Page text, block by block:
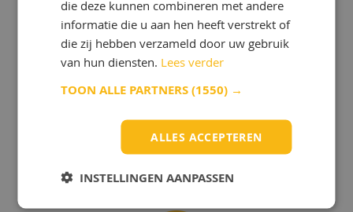
GEDETAILLEERD
ADVIES
Onze experts helpen u bij het kiezen
van de beste producten, zodat u het
maximale uit uw voertuig of machine
die deze kunnen combineren met andere
informatie die u aan hen heeft verstrekt of
die zij hebben verzameld door uw gebruik
van hun diensten. Lees verder
TOON ALLE PARTNERS(1550) →
ALLES ACCEPTEREN
INSTELLINGEN AANPASSEN